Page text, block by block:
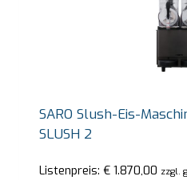
SARO Slush-Eis-
SLUSH 2
Listenpreis: €1.870,00 zzgl.